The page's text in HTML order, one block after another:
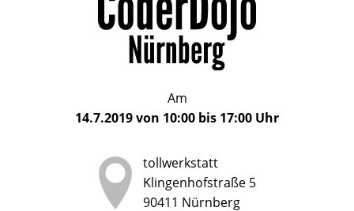
für
Kinder
und
Jugendliche
Alter
bis
17
Am
14.7.2019von 10:00 bis 17:00 Uhr
tollwerkstatt
Klingenhofstraße 5
90411 Nürnberg